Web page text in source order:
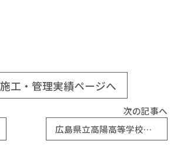
工・管理実績ページへ
次の記事へ
広島県立高陽高等学校 テニスコート